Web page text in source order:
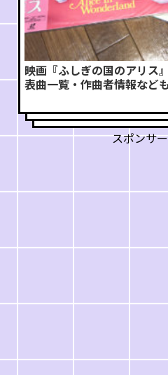
映画『ふしぎの国のアリス
表曲一覧・作曲者情報なども
スポンサ